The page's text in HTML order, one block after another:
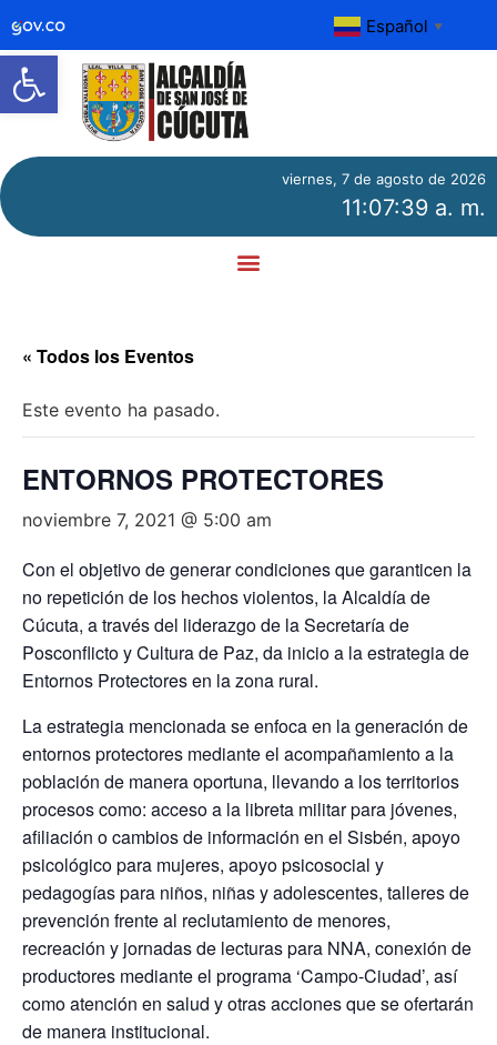
Abrir barra de herramientas
Español ▼
viernes, 7 de agosto de 2026
11:07:39 a. m.
« Todos los Eventos
Este evento ha pasado.
ENTORNOS PROTECTORES
noviembre 7, 2021 @ 5:00 am
Con el objetivo de generar condiciones que garanticen la
no repetición de los hechos violentos, la Alcaldía de
Cúcuta, a través del liderazgo de la Secretaría de
Posconflicto y Cultura de Paz, da inicio a la estrategia de
Entornos Protectores en la zona rural.
La estrategia mencionada se enfoca en la generación de
entornos protectores mediante el acompañamiento a la
población de manera oportuna, llevando a los territorios
procesos como: acceso a la libreta militar para jóvenes,
afiliación o cambios de información en el Sisbén, apoyo
psicológico para mujeres, apoyo psicosocial y
pedagogías para niños, niñas y adolescentes, talleres de
prevención frente al reclutamiento de menores,
recreación y jornadas de lecturas para NNA, conexión de
productores mediante el programa ‘Campo-Ciudad’, así
como atención en salud y otras acciones que se ofertarán
de manera institucional.